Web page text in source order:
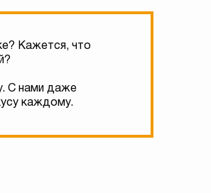
Кажется, что
С нами даже
каждому.